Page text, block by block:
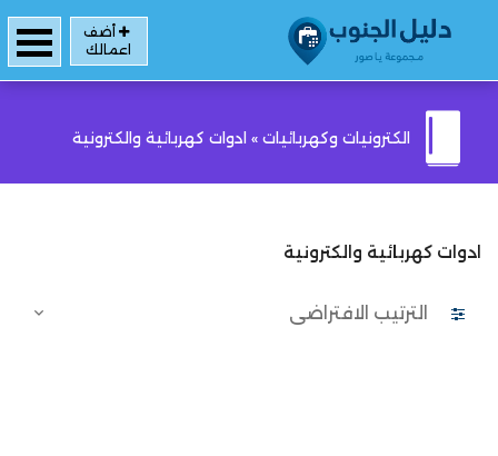
أضف
اعمالك
الكترونيات وكهربائيات » ادوات كهربائية والكترونية
ادوات كهربائية والكترونية